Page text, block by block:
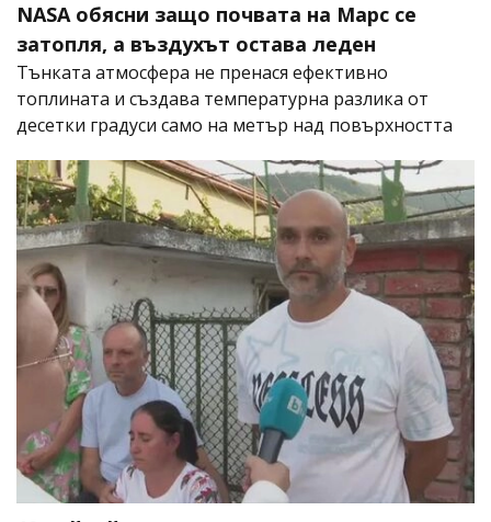
NASA обясни защо почвата на Марс се
затопля, а въздухът остава леден
Тънката атмосфера не пренася ефективно
топлината и създава температурна разлика от
десетки градуси само на метър над повърхността